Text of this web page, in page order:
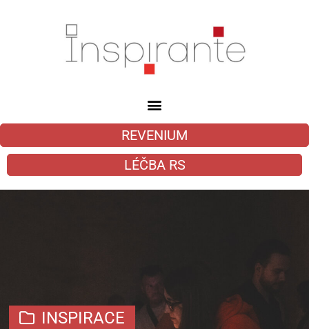
REVENIUM
LÉČBA RS
INSPIRACE